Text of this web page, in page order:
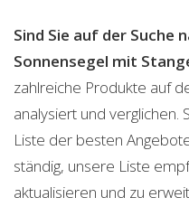
Sind Sie auf der Suche
Sonnensegel mit
zahlreiche Produkte auf
analysiert und verglichen.
Liste der besten
ständig, unsere Liste
aktualisieren und zu